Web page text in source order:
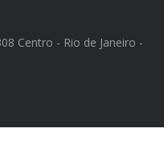
Centro - Rio de Janeiro -